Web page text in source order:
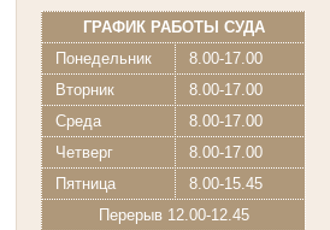
ГРАФИК РАБОТЫ СУДА
Понедельник
8.00-17.00
Вторник
8.00-17.00
Среда
8.00-17.00
Четверг
8.00-17.00
Пятница
8.00-15.45
Перерыв 12.00-12.45